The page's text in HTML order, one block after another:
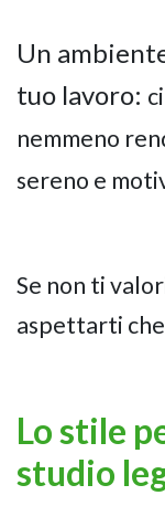
Un
tuo lavoro:
nemmeno
sereno e
Se non ti
aspettarti
Lo stile
studio